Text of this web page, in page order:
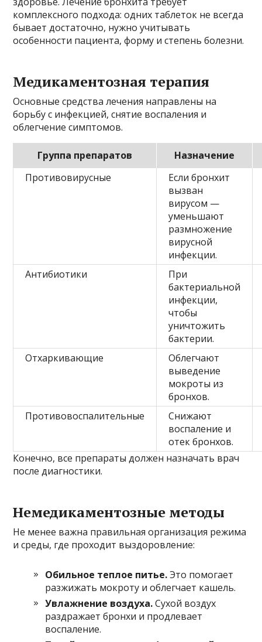
комплексного подхода: одних таблеток не всегда
бывает достаточно, нужно учитывать
особенности пациента, форму и степень болезни.
Медикаментозная терапия
Основные средства лечения направлены на
борьбу с инфекцией, снятие воспаления и
облегчение симптомов.
Группа препаратов
Назначение
Противовирусные
Если бронхит
вызван
вирусом —
уменьшают
размножение
вирусной
инфекции.
Антибиотики
При
бактериальной
инфекции,
чтобы
уничтожить
бактерии.
Отхаркивающие
Облегчают
выведение
мокроты из
бронхов.
Противовоспалительные
Снижают
воспаление и
отек бронхов.
Конечно, все препараты должен назначать врач
после диагностики.
Немедикаментозные методы
Не менее важна правильная организация режима
и среды, где проходит выздоровление:
Обильное теплое питье.Это помогает
разжижать мокроту и облегчает кашель.
Увлажнение воздуха.Сухой воздух
раздражает бронхи и продлевает
воспаление.